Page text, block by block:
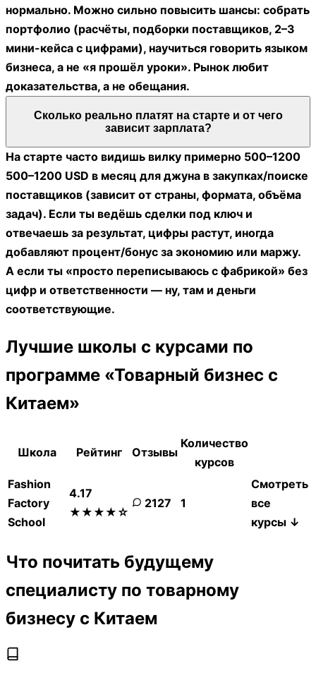
Можно ли выучиться самому, без курсов и
наставника?
Можно, но есть нюанс. Самоучки чаще всего платят
временем и ошибками: не так посчитали пошлину,
не учли брак, влетели на хранение, и привет. Если у
тебя железная дисциплина и терпение читать
форумы/чаты, ок… но готовься к «дорогому опыту».
Есть ли возрастные ограничения, или поздно в
35/45/55 35/45/55?
Возраст никого не волнует, пока ты выполняешь
задачи и держишь темп. В этой сфере ценят
спокойную голову и аккуратные расчёты, а это
часто приходит не в 19 19. Поздно бывает только
когда «я уже не учусь» — вот это правда тормозит.
Какие специализации внутри товарного бизнеса с
Китаем вообще бывают?
Вариантов много: поиск поставщиков и переговоры,
логистика/карго и сопровождение, аналитика ниш и
товаров, управление ассортиментом на
маркетплейсах, контроль качества (QC) и работа с
бренда: упаковка, позиционирование,
сертификация. Можно уйти глубоко в одну роль и
быть очень полезным.
Какие гарантии трудоустройства, если я отучусь?
нормально. Можно сильно повысить шансы: собрать
портфолио (расчёты, подборки поставщиков, 2–3
мини-кейса с цифрами), научиться говорить языком
бизнеса, а не «я прошёл уроки». Рынок любит